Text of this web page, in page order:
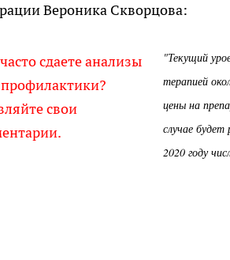
Вероника Скворцова:
сдаете анализы
свои
"Текущий
терапией
цены на
случае
2020 году